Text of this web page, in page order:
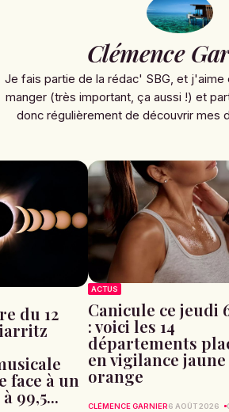
Clémence
Je fais partie de la rédac' SBG, et j'aime
manger (très important, ça aussi !) et
donc régulièrement de découvrir mes
du 12
face à un
99,5...
ACTUS
Canicule ce jeudi
: voici les 14
départements
en vigilance jaune
orange
CLÉMENCE GARNIER6 AOÛT 2026